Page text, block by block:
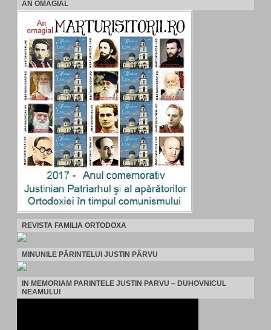
AN OMAGIAL
REVISTA FAMILIA ORTODOXA
MINUNILE PĂRINTELUI JUSTIN PÂRVU
IN MEMORIAM PARINTELE JUSTIN PARVU – DUHOVNICUL
NEAMULUI